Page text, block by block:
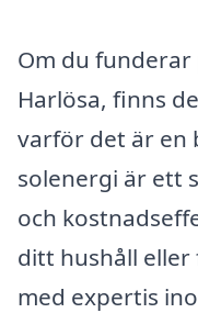
Om du
Harlösa, finns
varför det är en
solenergi är ett
och
ditt hushåll
med expertis